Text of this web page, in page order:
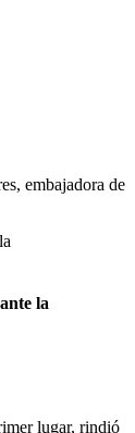
embajadora de
la
lugar, rindió